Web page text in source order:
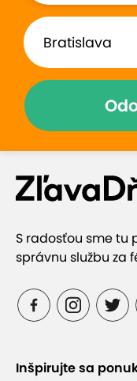
S radosťou sme tu
správnu službu za
Inšpirujte sa